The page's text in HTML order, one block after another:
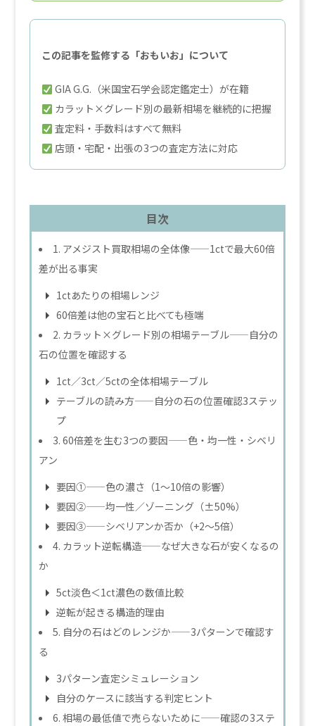
この記事を監修する「おもいお」について
GIA G.G.（米国宝石学会認定鑑定士）が在籍
カラット×グレード別の最新相場を継続的に把握
査定料・手数料はすべて無料
店頭・宅配・出張の3つの査定方法に対応
目次
1. アメジスト買取相場の全体像——1ctで最大60倍
差が出る事実
1ctあたりの相場レンジ
60倍差は他の宝石と比べても極端
2. カラット×グレード別の相場テーブル——自分の
石の位置を確認する
1ct／3ct／5ctの全体相場テーブル
テーブルの読み方——自分の石の位置確認3ステッ
プ
3. 60倍差を生む3つの要因——色・均一性・シベリ
アン
要因①——色の濃さ（1〜10倍の影響）
要因②——均一性／ゾーニング（±50%）
要因③——シベリアンか否か（+2〜5倍）
4. カラット逆転構造——なぜ大きな石が安くなるの
か
5ct淡色＜1ct濃色の数値比較
逆転が起きる構造的理由
5. 自分の石はどのレンジか——3パターンで確認す
る
3パターン査定シミュレーション
自分のケースに該当する判定ヒント
6. 相場の最低値で売らないために——確認の3ステ